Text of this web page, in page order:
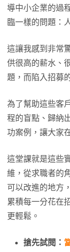
導中小企業的過
臨一樣的問題：
這讓我感到非常
供很高的薪水、
題，而陷入招募
為了幫助這些客
程的盲點、歸納
功案例，讓大家
這堂課就是這些
維，從求職者的
可以改進的地方
累積每一分花在
更輕鬆。
搶先試閱：